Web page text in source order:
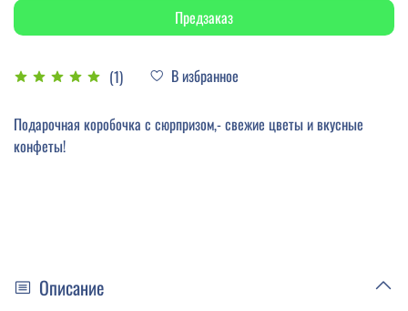
(1) В избранное
Предзаказ
Подарочная коробочка с сюрпризом,- свежие цветы и вкусные
конфеты!
Описание